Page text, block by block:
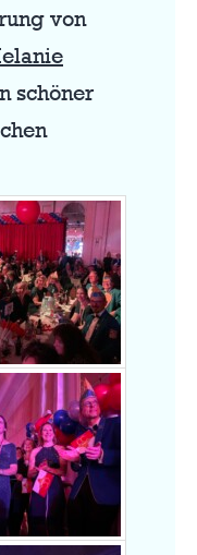
von
schöner